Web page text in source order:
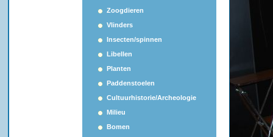
Zoogdieren
Vlinders
Insecten/spinnen
Libellen
Planten
Paddenstoelen
Cultuurhistorie/Archeologie
Milieu
Bomen